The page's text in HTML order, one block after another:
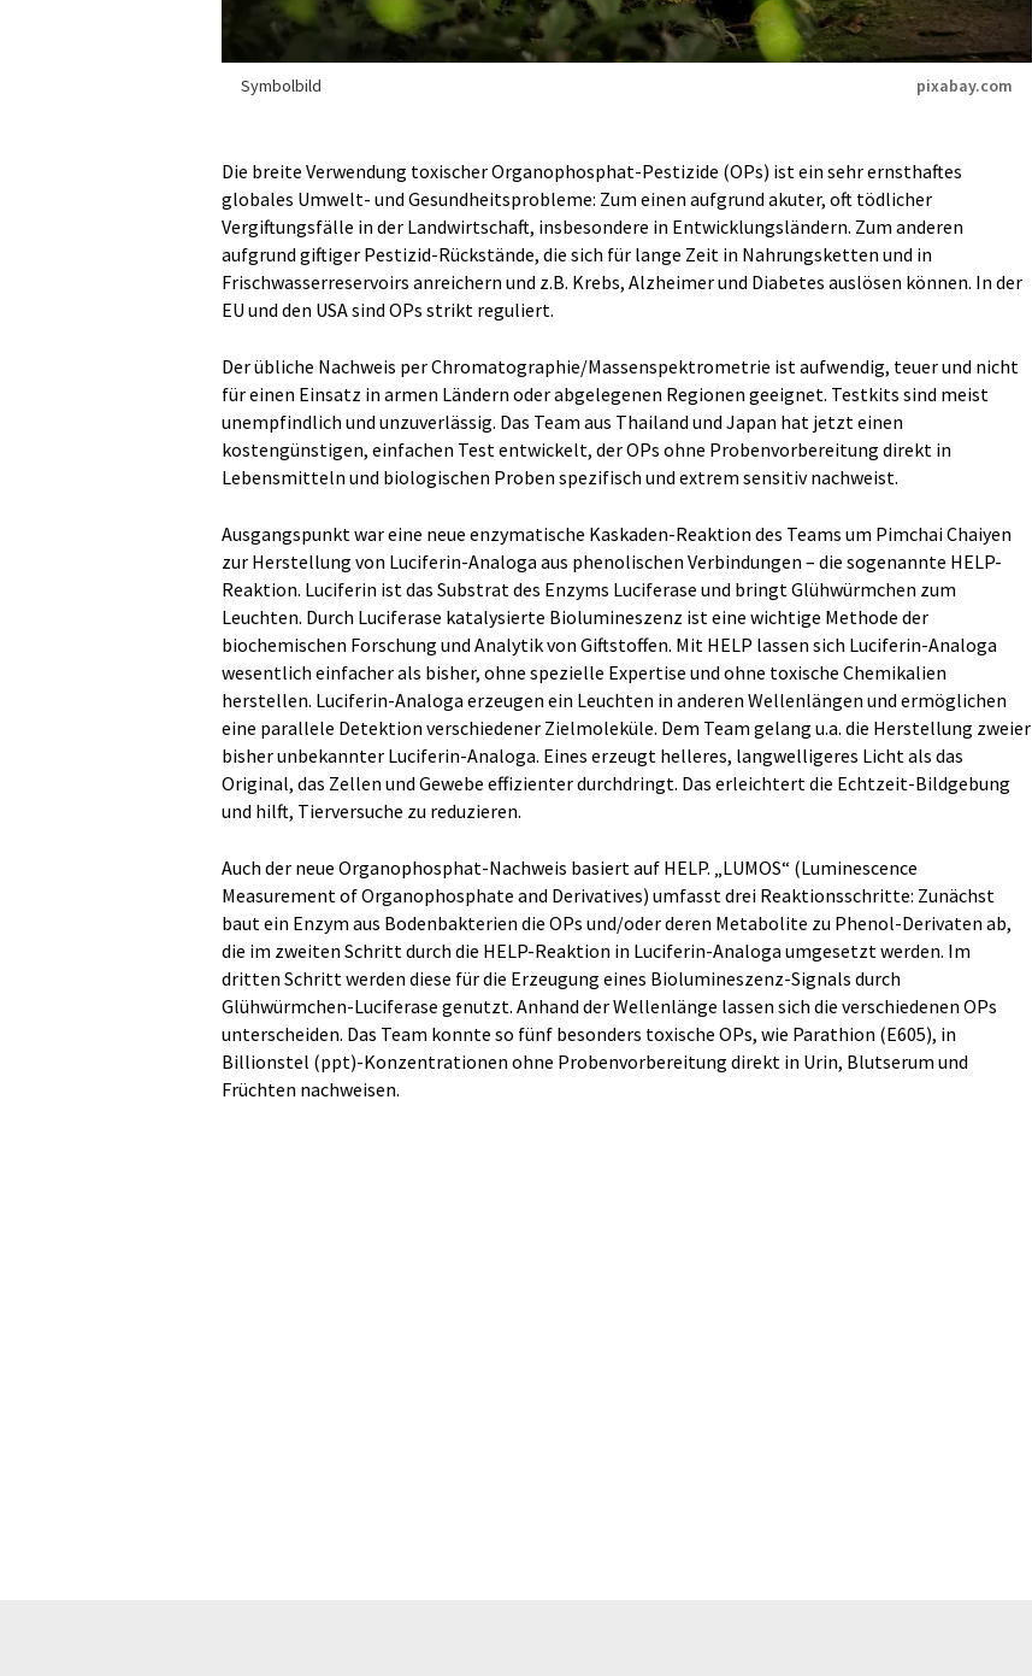
Symbolbild pixabay.com
Die breite Verwendung toxischer Organophosphat-Pestizide (OPs) ist ein sehr ernsthaftes
globales Umwelt- und Gesundheitsprobleme: Zum einen aufgrund akuter, oft tödlicher
Vergiftungsfälle in der Landwirtschaft, insbesondere in Entwicklungsländern. Zum anderen
aufgrund giftiger Pestizid-Rückstände, die sich für lange Zeit in Nahrungsketten und in
Frischwasserreservoirs anreichern und z.B. Krebs, Alzheimer und Diabetes auslösen können. In der
EU und den USA sind OPs strikt reguliert.
Der übliche Nachweis per Chromatographie/Massenspektrometrie ist aufwendig, teuer und nicht
für einen Einsatz in armen Ländern oder abgelegenen Regionen geeignet. Testkits sind meist
unempfindlich und unzuverlässig. Das Team aus Thailand und Japan hat jetzt einen
kostengünstigen, einfachen Test entwickelt, der OPs ohne Probenvorbereitung direkt in
Lebensmitteln und biologischen Proben spezifisch und extrem sensitiv nachweist.
Ausgangspunkt war eine neue enzymatische Kaskaden-Reaktion des Teams um Pimchai Chaiyen
zur Herstellung von Luciferin-Analoga aus phenolischen Verbindungen – die sogenannte HELP-
Reaktion. Luciferin ist das Substrat des Enzyms Luciferase und bringt Glühwürmchen zum
Leuchten. Durch Luciferase katalysierte Biolumineszenz ist eine wichtige Methode der
biochemischen Forschung und Analytik von Giftstoffen. Mit HELP lassen sich Luciferin-Analoga
wesentlich einfacher als bisher, ohne spezielle Expertise und ohne toxische Chemikalien
herstellen. Luciferin-Analoga erzeugen ein Leuchten in anderen Wellenlängen und ermöglichen
eine parallele Detektion verschiedener Zielmoleküle. Dem Team gelang u.a. die Herstellung zweier
bisher unbekannter Luciferin-Analoga. Eines erzeugt helleres, langwelligeres Licht als das
Original, das Zellen und Gewebe effizienter durchdringt. Das erleichtert die Echtzeit-Bildgebung
und hilft, Tierversuche zu reduzieren.
Auch der neue Organophosphat-Nachweis basiert auf HELP. „LUMOS“ (Luminescence
Measurement of Organophosphate and Derivatives) umfasst drei Reaktionsschritte: Zunächst
baut ein Enzym aus Bodenbakterien die OPs und/oder deren Metabolite zu Phenol-Derivaten ab,
die im zweiten Schritt durch die HELP-Reaktion in Luciferin-Analoga umgesetzt werden. Im
dritten Schritt werden diese für die Erzeugung eines Biolumineszenz-Signals durch
Glühwürmchen-Luciferase genutzt. Anhand der Wellenlänge lassen sich die verschiedenen OPs
unterscheiden. Das Team konnte so fünf besonders toxische OPs, wie Parathion (E605), in
Billionstel (ppt)-Konzentrationen ohne Probenvorbereitung direkt in Urin, Blutserum und
Früchten nachweisen.